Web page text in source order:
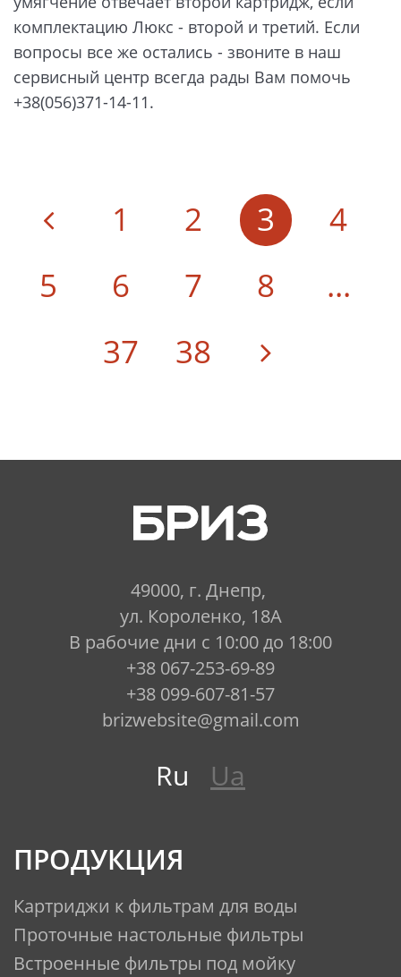
комплектацию Люкс - второй и третий. Если
вопросы все же остались - звоните в наш
сервисный центр всегда рады Вам помочь
+38(056)371-14-11.
1 2 3
4
5
6 7 8
...
37
38
49000, г. Днепр,
ул. Короленко, 18А
В рабочие дни с 10:00 до 18:00
+38 067-253-69-89
+38 099-607-81-57
brizwebsite@gmail.com
Ru Ua
ПРОДУКЦИЯ
Картриджи к фильтрам для воды
Проточные настольные фильтры
Встроенные фильтры под мойку